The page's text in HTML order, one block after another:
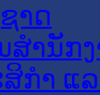
າດ
ສຳນັກ
ກຳ ແ